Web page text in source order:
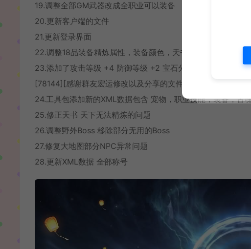
19.调整全部GM武器改成全职业可以装备
20.更新客户端的文件
21.更新登录界面
22.调整18品装备精炼属性，装备颜色，天书天下同步官方属
23.添加了攻击等级 +4 防御等级 +2 宝石分别是般若之石
[78144][感谢群友宏运修改以及分享的文件]
24.工具包添加新的XML数据包含 宠物，职业技能，装备，古
25.修正天书 天下无法精炼的问题
26.调整野外Boss 移除部分无用的Boss
27.修复大地图部分NPC异常问题
28.更新XML数据 全部称号